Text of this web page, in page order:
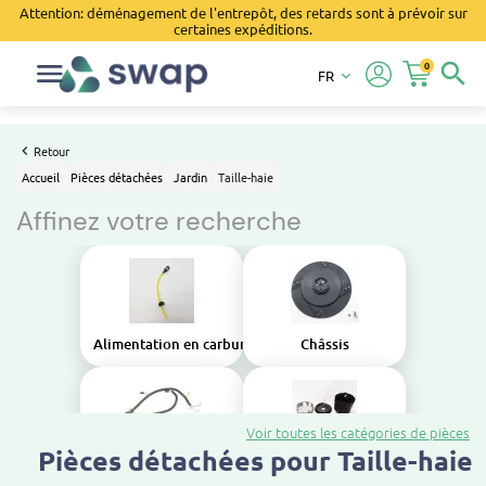
Attention: déménagement de l'entrepôt, des retards sont à prévoir sur
certaines expéditions.
search
0
FR keyboard_arrow_down
Retour
Accueil
Pièces détachées Jardin Taille-haie
Affinez votre recherche
Alimentation en carburant Châssis
Composants électriques Corps de pompe
Voir toutes les catégories de pièces
Pièces détachées pour Taille-haie